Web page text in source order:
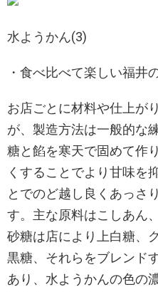
水ようかん(3)
・食べ比べて楽しい福井
お店ごとに材料や仕上が
が、製造方法は一般的な
糖と餡を寒天で固めて作
くすることでより甘味を
とでのど越し良くあっさ
す。主な原料はこしあん
砂糖は店により上白糖、
黒糖、それらをブレンド
あり、水ようかんの色の